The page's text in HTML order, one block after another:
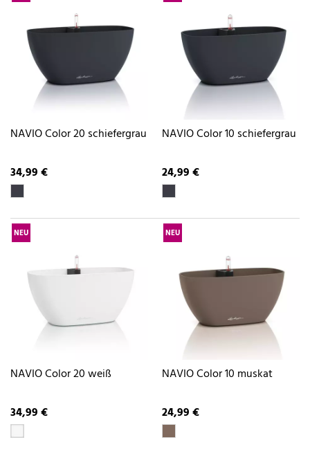
NAVIO Color 20 schiefergrau
34,99 €
NAVIO Color 10 schiefergrau
24,99 €
NEU
NAVIO Color 20 weiß
34,99 €
NEU
NAVIO Color 10 muskat
24,99 €